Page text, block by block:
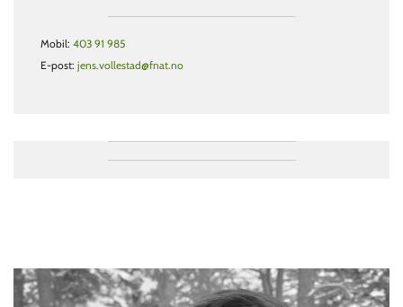
Mobil: 403 91 985
E-post: jens.vollestad@fnat.no